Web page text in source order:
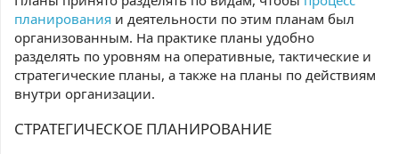
планирования и деятельности по этим планам был
организованным. На практике планы удобно
разделять по уровням на оперативные, тактические и
стратегические планы, а также на планы по действиям
внутри организации.
СТРАТЕГИЧЕСКОЕ ПЛАНИРОВАНИЕ